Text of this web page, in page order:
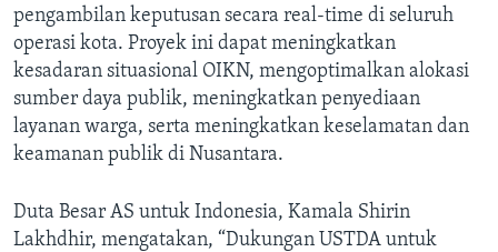
pengambilan keputusan secara real-time di seluruh
operasi kota. Proyek ini dapat meningkatkan
kesadaran situasional OIKN, mengoptimalkan alokasi
sumber daya publik, meningkatkan penyediaan
layanan warga, serta meningkatkan keselamatan dan
keamanan publik di Nusantara.
Duta Besar AS untuk Indonesia, Kamala Shirin
Lakhdhir, mengatakan, “Dukungan USTDA untuk